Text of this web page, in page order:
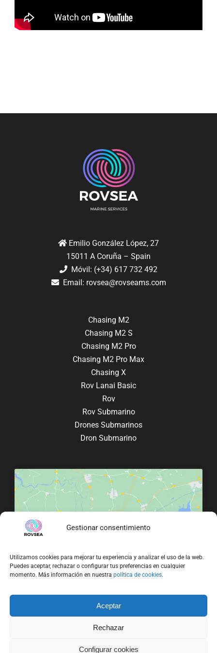
Gestionar consentimiento
Utilizamos cookies para mejorar tu experiencia y analizar el uso de la web.
Puedes aceptar, rechazar o configurar tus preferencias en cualquier
momento. Más información en nuestra política de cookies.
Aceptar
Rechazar
Configurar cookies
Emilio González López, 27
15011 A Coruña – Spain
Móvil: (+34) 617 732 492
Email: rovsea@rovseams.com
Chasing M2
Chasing M2 S
Chasing M2 Pro
Chasing M2 Pro Max
Chasing X
Rov Lanai Basic
Rov
Rov Submarino
Drones Submarinos
Dron Submarino
Haz clic para aceptar cookies de marketing